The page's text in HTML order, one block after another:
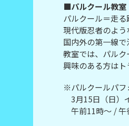
■パルクール教室
パルクール＝走
現代版忍者のよ
国内外の第一線
教室では、パル
興味のある方はト
※パルクールパフ
3月15日（日）
午前11時～ / 午